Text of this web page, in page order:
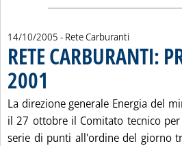
14/10/2005 - Rete Carburanti
RETE CARBURANTI:
2001
La direzione generale Energia del
il 27 ottobre il Comitato tecnico
serie di punti all'ordine del giorno